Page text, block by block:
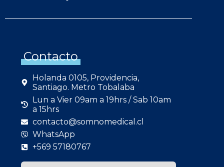
Contacto
Holanda 0105, Providencia,
Santiago. Metro Tobalaba
Lun a Vier 09am a 19hrs / Sab 10am
a 15hrs
contacto@somnomedical.cl
WhatsApp
+569 57180767